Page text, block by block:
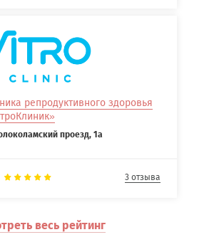
репродуктивного здоровья
проезд, 1а
3 отзыва
весь рейтинг